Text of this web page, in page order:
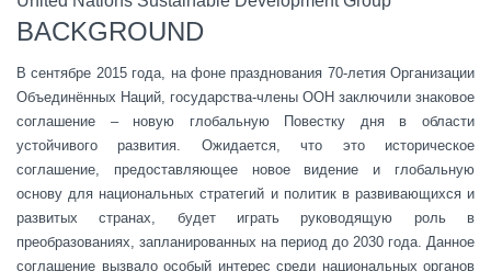
BACKGROUND
В сентябре 2015 года, на фоне празднования 70-летия Организации
Объединённых Наций, государства-члены ООН заключили знаковое
соглашение – новую глобальную Повестку дня в области
устойчивого развития. Ожидается, что это историческое
соглашение, предоставляющее новое видение и глобальную
основу для национальных стратегий и политик в развивающихся и
развитых странах, будет играть руководящую роль в
преобразованиях, запланированных на период до 2030 года. Данное
соглашение вызвало особый интерес среди национальных органов